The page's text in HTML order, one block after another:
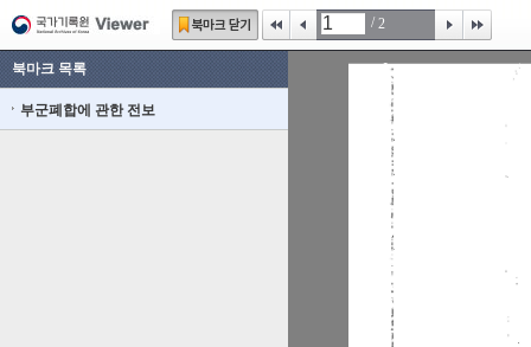
/ 2
북마크 목록
부군폐합에 관한 전보